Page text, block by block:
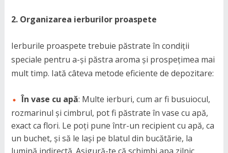
2. Organizarea ierburilor proaspete
Ierburile proaspete trebuie păstrate în condiții
speciale pentru a-și păstra aroma și prospețimea mai
mult timp. Iată câteva metode eficiente de depozitare:
În vase cu apă: Multe ierburi, cum ar fi busuiocul,
rozmarinul și cimbrul, pot fi păstrate în vase cu apă,
exact ca flori. Le poți pune într-un recipient cu apă, ca
un buchet, și să le lași pe blatul din bucătărie, la